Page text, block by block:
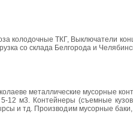
колодочные ТКГ, Выключатели
со склада Белгорода и
металлические мусорные
12 м3. Контейнеры (съемные
и тд. Производим мусорные